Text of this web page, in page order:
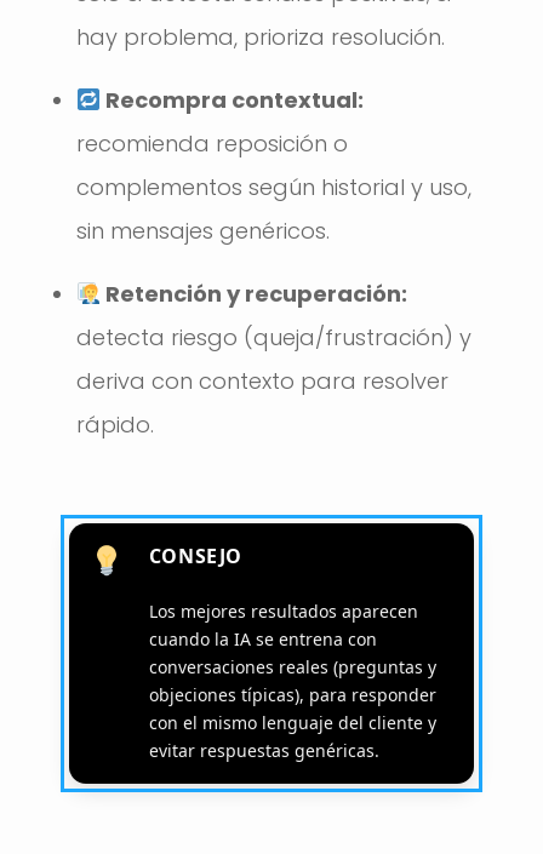
hay problema, prioriza resolución.
Recompra contextual:
recomienda reposición o
complementos según historial y uso,
sin mensajes genéricos.
Retención y recuperación:
detecta riesgo (queja/frustración) y
deriva con contexto para resolver
rápido.
CONSEJO
Los mejores resultados aparecen
cuando la IA se entrena con
conversaciones reales (preguntas y
objeciones típicas), para responder
con el mismo lenguaje del cliente y
evitar respuestas genéricas.